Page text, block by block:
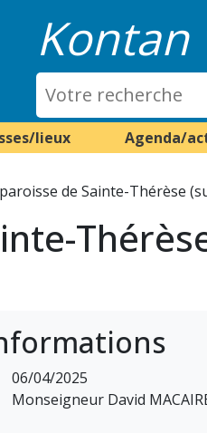
Kontan
lieux Agenda/
de Sainte-Thérèse
06/04/2025
Monseigneur David